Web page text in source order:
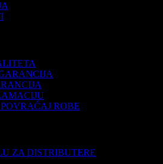
ROBE
ZA DISTRIBUTERE